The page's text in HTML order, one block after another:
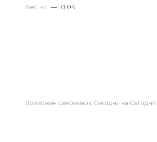
Вес, кг — 0.04
Возможен самовывоз, Сегодня на Сегодня.